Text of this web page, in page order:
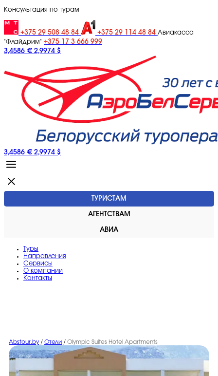
Консультация по турам
+375 29 508 48 84 +375 29 114 48 84 Авиакасса
"Флайдрим" +375 17 3 666 999
3,4586 € 2,9974 $
3,4586 € 2,9974 $
ТУРИСТАМ
АГЕНТСТВАМ
АВИА
Туры
Направления
Сервисы
O компании
Контакты
Abstour.by / Отели / Olympic Suites Hotel Apartments